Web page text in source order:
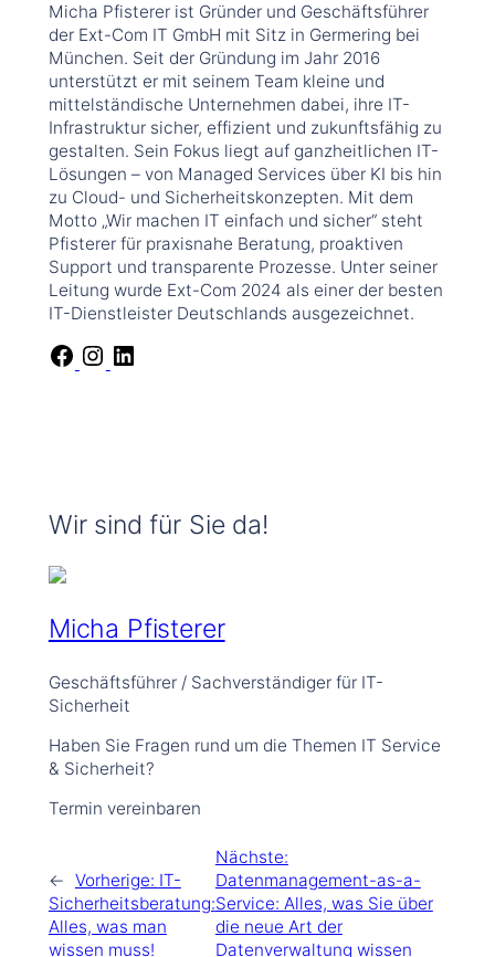
Micha Pfisterer ist Gründer und Geschäftsführer
der Ext-Com IT GmbH mit Sitz in Germering bei
München. Seit der Gründung im Jahr 2016
unterstützt er mit seinem Team kleine und
mittelständische Unternehmen dabei, ihre IT-
Infrastruktur sicher, effizient und zukunftsfähig zu
gestalten. Sein Fokus liegt auf ganzheitlichen IT-
Lösungen – von Managed Services über KI bis hin
zu Cloud- und Sicherheitskonzepten. Mit dem
Motto „Wir machen IT einfach und sicher“ steht
Pfisterer für praxisnahe Beratung, proaktiven
Support und transparente Prozesse. Unter seiner
Leitung wurde Ext-Com 2024 als einer der besten
IT-Dienstleister Deutschlands ausgezeichnet.
F
a
k
n
a
m
n
Wir sind für Sie da!
Micha Pfisterer
Geschäftsführer / Sachverständiger für IT-
Sicherheit
Haben Sie Fragen rund um die Themen IT Service
& Sicherheit?
Termin vereinbaren
← Vorherige: IT-
Sicherheitsberatung:
Alles, was man
wissen muss!
Nächste:
Datenmanagement-as-a-
Service: Alles, was Sie über
die neue Art der
Datenverwaltung wissen